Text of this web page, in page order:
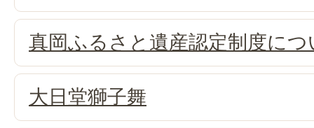
真岡ふるさと遺産認定制度につ
大日堂獅子舞